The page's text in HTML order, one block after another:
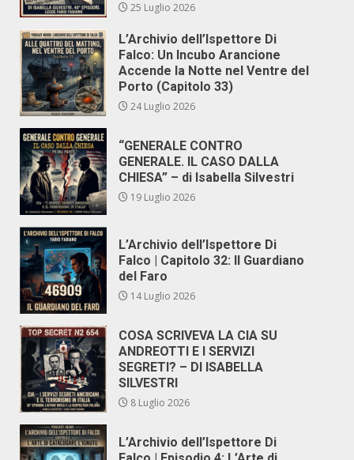
25 Luglio 2026
L’Archivio dell’Ispettore Di
Falco: Un Incubo Arancione
Accende la Notte nel Ventre del
Porto (Capitolo 33)
24 Luglio 2026
“GENERALE CONTRO
GENERALE. IL CASO DALLA
CHIESA” – di Isabella Silvestri
19 Luglio 2026
L’Archivio dell’Ispettore Di
Falco | Capitolo 32: Il Guardiano
del Faro
14 Luglio 2026
COSA SCRIVEVA LA CIA SU
ANDREOTTI E I SERVIZI
SEGRETI? – DI ISABELLA
SILVESTRI
8 Luglio 2026
L’Archivio dell’Ispettore Di